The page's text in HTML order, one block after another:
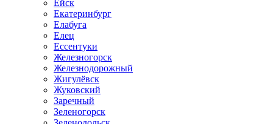
Ейск
Екатеринбург
Елабуга
Елец
Ессентуки
Железногорск
Железнодорожный
Жигулёвск
Жуковский
Заречный
Зеленогорск